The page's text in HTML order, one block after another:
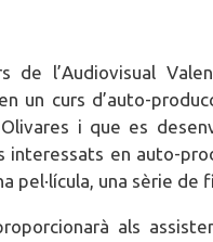
de l’Audiovisual
un curs d’auto-
i que es
interessats en auto-
pel·lícula, una sèrie
als